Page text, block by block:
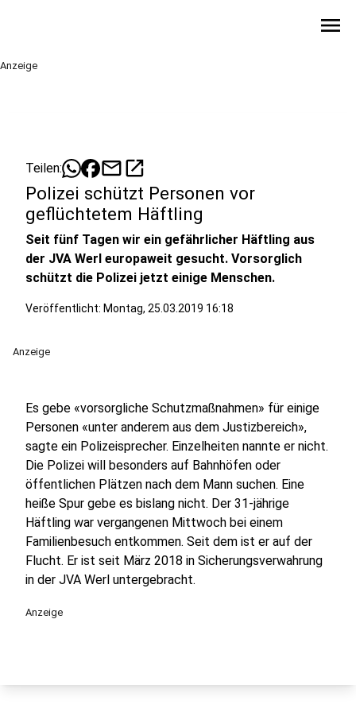
menu
Anzeige
Teilen: mailopen_in_new
Polizei schützt Personen vor
geflüchtetem Häftling
Seit fünf Tagen wir ein gefährlicher Häftling aus
der JVA Werl europaweit gesucht. Vorsorglich
schützt die Polizei jetzt einige Menschen.
Veröffentlicht: Montag, 25.03.2019 16:18
Anzeige
Es gebe «vorsorgliche Schutzmaßnahmen» für einige
Personen «unter anderem aus dem Justizbereich»,
sagte ein Polizeisprecher. Einzelheiten nannte er nicht.
Die Polizei will besonders auf Bahnhöfen oder
öffentlichen Plätzen nach dem Mann suchen. Eine
heiße Spur gebe es bislang nicht. Der 31-jährige
Häftling war vergangenen Mittwoch bei einem
Familienbesuch entkommen. Seit dem ist er auf der
Flucht. Er ist seit März 2018 in Sicherungsverwahrung
in der JVA Werl untergebracht.
Anzeige